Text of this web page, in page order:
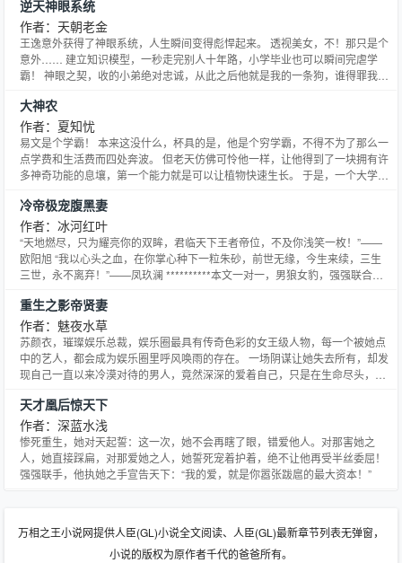
逆天神眼系统
作者：天朝老金
王逸意外获得了神眼系统，人生瞬间变得彪悍起来。 透视美女，不！那只是个
意外…… 建立知识模型，一秒走完别人十年路，小学毕业也可以瞬间完虐学
霸！ 神眼之契，收的小弟绝对忠诚，从此之后他就是我的一条狗，谁得罪我，
个仙。 天啦！完成任务后还可以在系统商城兑换宝物，降龙十八掌，六脉神
剑，凌波微步，基因药水，超前科技，应有尽有……
大神农
作者：夏知忧
易文是个学霸！ 本来这没什么，杯具的是，他是个穷学霸，不得不为了那么一
点学费和生活费而四处奔波。 但老天仿佛可怜他一样，让他得到了一块拥有许
多神奇功能的息壤，第一个能力就是可以让植物快速生长。 于是，一个大学校
个大大的商业帝国，为这个国家为这个民族做点什么。 只是，周围的这些美女
们，你们可不可以矜持点啊，太热情我真的受不了！
冷帝极宠腹黑妻
作者：冰河红叶
“天地燃尽，只为耀亮你的双眸，君临天下王者帝位，不及你浅笑一枚！”——
欧阳旭 “我以心头之血，在你掌心种下一粒朱砂，前世无缘，今生来续，三生
三世，永不离弃！”——凤玖澜 **********本文一对一，男狼女豹，强强联合，
穿越，丫的姐上得厅堂下得厨房扮得了御姐装得了萝莉，居然就成了个废物草
包！ 天下传言：不以凤氏为皇
重生之影帝贤妻
作者：魅夜水草
苏颜衣，璀璨娱乐总裁，娱乐圈最具有传奇色彩的女王级人物，每一个被她点
中的艺人，都会成为娱乐圈里呼风唤雨的存在。 一场阴谋让她失去所有，却发
现自己一直以来冷漠对待的男人，竟然深深的爱着自己，只是在生命尽头，留
也定会尽我所能，让你安好！” 也许是太过执念，眨眼间她竟然回到了三年
前，并且附赠了一个十分神奇的超级系统空间——完美贤妻系统
天才凰后惊天下
作者：深蓝水浅
惨死重生，她对天起誓：这一次，她不会再瞎了眼，错爱他人。对那害她之
人，她直接踩扁，对那爱她之人，她誓死宠着护着，绝不让他再受半丝委屈！
强强联手，他执她之手宣告天下：“我的爱，就是你嚣张跋扈的最大资本！”
万相之王小说网提供人臣(GL)小说全文阅读、人臣(GL)最新章节列表无弹窗，
小说的版权为原作者千代的爸爸所有。